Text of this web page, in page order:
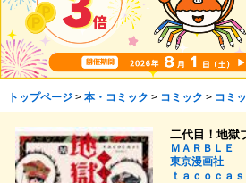
トップページ> 本・コミック > コミック > コミ
二代目！地獄
ＭＡＲＢＬＥ
東京漫画社
ｔａｃｏｃａｓ